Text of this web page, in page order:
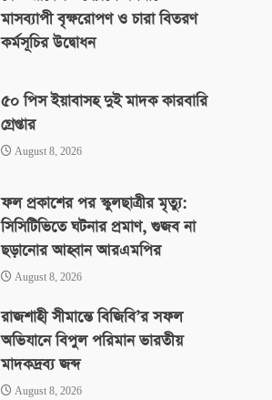
মাসব্যাপী বৃক্ষরোপণ ও চারা বিতরণ
কর্মসূচির উদ্বোধন
৫০ পিস ইয়াবাসহ দুই মাদক কারবারি
গ্রেপ্তার
August 8, 2026
ফল প্রকাশের পর স্কুলছাত্রীর মৃত্যু:
সিসিটিভিতে ঘটনার প্রমাণ, গুজব না
ছড়ানোর আহ্বান আরএমপির
August 8, 2026
রাজশাহী সীমান্তে বিজিবি’র সফল
অভিযানে বিপুল পরিমান ভারতীয়
মাদকদ্রব্য জব্দ
August 8, 2026